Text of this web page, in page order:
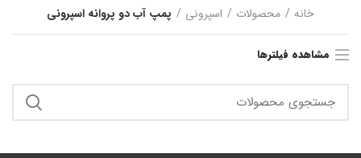
خانه محصولات اسپرونی پمپ آب دو پروانه اسپرونی
مشاهده فیلترها